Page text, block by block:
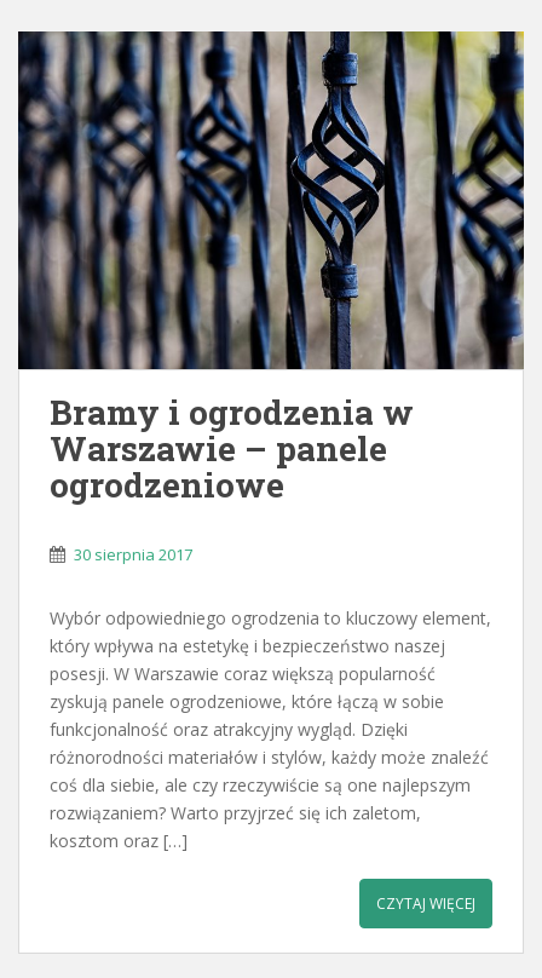
Bramy i ogrodzenia w
Warszawie – panele
ogrodzeniowe
30 sierpnia 2017
Wybór odpowiedniego ogrodzenia to kluczowy element,
który wpływa na estetykę i bezpieczeństwo naszej
posesji. W Warszawie coraz większą popularność
zyskują panele ogrodzeniowe, które łączą w sobie
funkcjonalność oraz atrakcyjny wygląd. Dzięki
różnorodności materiałów i stylów, każdy może znaleźć
coś dla siebie, ale czy rzeczywiście są one najlepszym
rozwiązaniem? Warto przyjrzeć się ich zaletom,
kosztom oraz […]
CZYTAJ WIĘCEJ